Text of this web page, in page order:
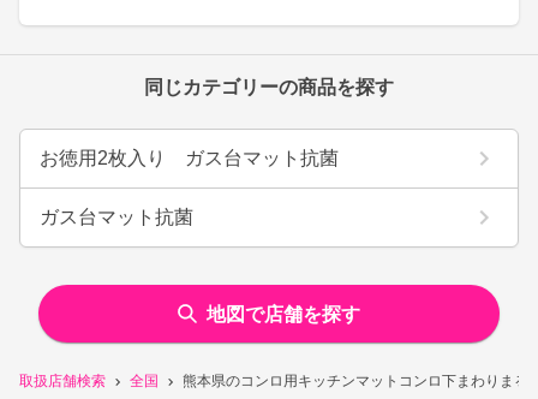
取扱店舗検索 全国 熊本県のコンロ用キッチンマットコンロ下まわりまる
同じカテゴリーの商品を探す
お徳用2枚入り ガス台マット抗菌
ガス台マット抗菌
地図で店舗を探す